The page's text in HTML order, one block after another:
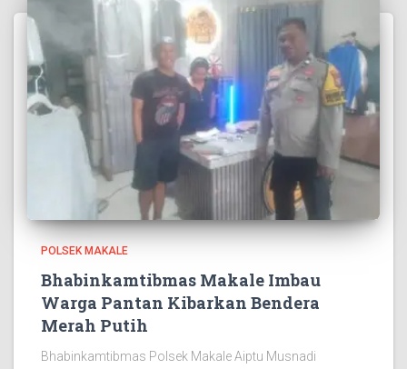
POLSEK MAKALE
Bhabinkamtibmas Makale Imbau
Warga Pantan Kibarkan Bendera
Merah Putih
Bhabinkamtibmas Polsek Makale Aiptu Musnadi